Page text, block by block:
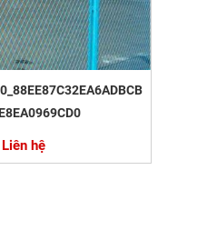
Liên hệ